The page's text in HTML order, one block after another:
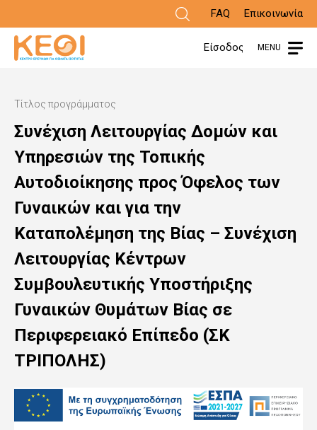
προς
το
περιεχόμενο
FAQ Επικοινωνία
Είσοδος MENU
Τίτλος προγράμματος
Συνέχιση Λειτουργίας Δομών και
Υπηρεσιών της Τοπικής
Αυτοδιοίκησης προς Όφελος των
Γυναικών και για την
Καταπολέμηση της Βίας – Συνέχιση
Λειτουργίας Κέντρων
Συμβουλευτικής Υποστήριξης
Γυναικών Θυμάτων Βίας σε
Περιφερειακό Επίπεδο (ΣΚ
ΤΡΙΠΟΛΗΣ)